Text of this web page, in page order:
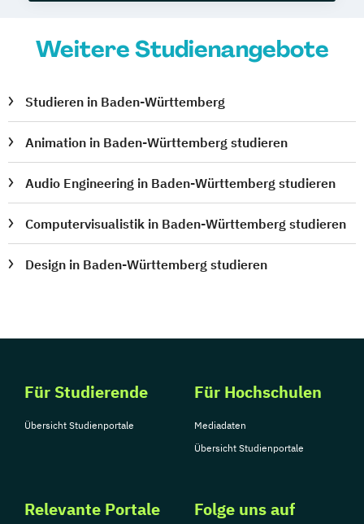
Weitere Studienangebote
Studieren in Baden-Württemberg
Animation in Baden-Württemberg studieren
Audio Engineering in Baden-Württemberg studieren
Computervisualistik in Baden-Württemberg studieren
Design in Baden-Württemberg studieren
Für Studierende
Übersicht Studienportale
Für Hochschulen
Mediadaten
Übersicht Studienportale
Relevante Portale Folge uns auf